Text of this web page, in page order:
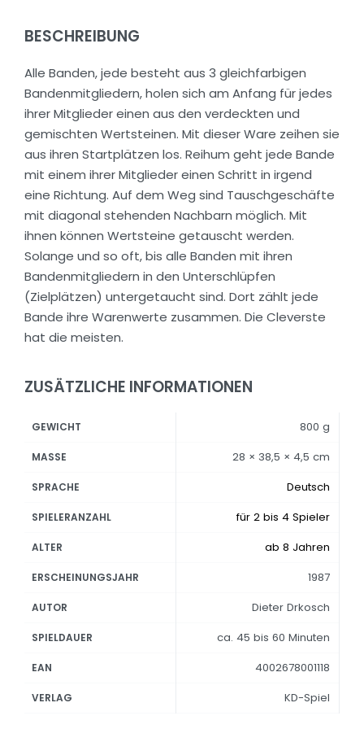
BESCHREIBUNG
Alle Banden, jede besteht aus 3 gleichfarbigen
Bandenmitgliedern, holen sich am Anfang für jedes
ihrer Mitglieder einen aus den verdeckten und
gemischten Wertsteinen. Mit dieser Ware zeihen sie
aus ihren Startplätzen los. Reihum geht jede Bande
mit einem ihrer Mitglieder einen Schritt in irgend
eine Richtung. Auf dem Weg sind Tauschgeschäfte
mit diagonal stehenden Nachbarn möglich. Mit
ihnen können Wertsteine getauscht werden.
Solange und so oft, bis alle Banden mit ihren
Bandenmitgliedern in den Unterschlüpfen
(Zielplätzen) untergetaucht sind. Dort zählt jede
Bande ihre Warenwerte zusammen. Die Cleverste
hat die meisten.
ZUSÄTZLICHE INFORMATIONEN
GEWICHT 800 g
MASSE 28 × 38,5 × 4,5 cm
SPRACHE Deutsch
SPIELERANZAHL für 2 bis 4 Spieler
ALTER ab 8 Jahren
ERSCHEINUNGSJAHR 1987
AUTOR Dieter Drkosch
SPIELDAUER ca. 45 bis 60 Minuten
EAN 4002678001118
VERLAG KD-Spiel